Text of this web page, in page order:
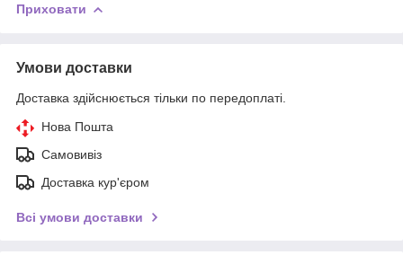
Приховати
Умови доставки
Доставка здійснюється тільки по передоплаті.
Нова Пошта
Самовивіз
Доставка кур'єром
Всі умови доставки